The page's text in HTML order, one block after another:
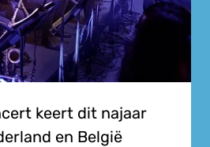
keert dit najaar
en België